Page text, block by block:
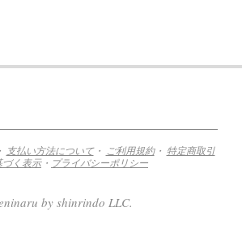
支払い方法について・ ご利用規約・ 特定商取引
づく表示・ プライバシーポリシー
by shinrindo LLC.